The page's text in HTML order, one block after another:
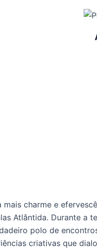
charme e
Atlântida. Durante a
polo de
criativas que